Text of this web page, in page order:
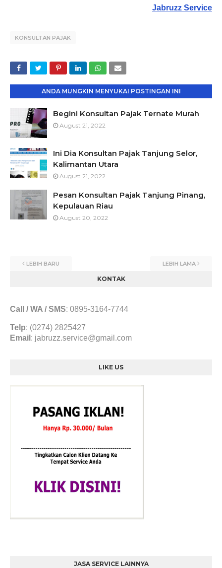
Jabruzz Service
KONSULTAN PAJAK
ANDA MUNGKIN MENYUKAI POSTINGAN INI
Begini Konsultan Pajak Ternate Murah
August 21, 2022
Ini Dia Konsultan Pajak Tanjung Selor,
Kalimantan Utara
August 21, 2022
Pesan Konsultan Pajak Tanjung Pinang,
Kepulauan Riau
August 20, 2022
LEBIH BARU LEBIH LAMA
KONTAK
Call / WA / SMS: 0895-3164-7744
Telp: (0274) 2825427
Email : jabruzz.service@gmail.com
LIKE US
JASA SERVICE LAINNYA